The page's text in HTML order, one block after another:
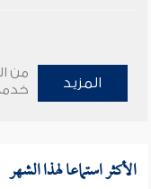
المزيد
من
الأكثر استماعا لهذا الشهر